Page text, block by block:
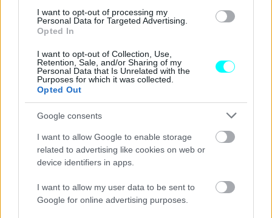
I want to opt-out of processing my
Personal Data for Targeted Advertising.
Opted In
I want to opt-out of Collection, Use,
Retention, Sale, and/or Sharing of my
Personal Data that Is Unrelated with the
Purposes for which it was collected.
Opted Out
Google consents
I want to allow Google to enable storage
related to advertising like cookies on web or
device identifiers in apps.
I want to allow my user data to be sent to
Google for online advertising purposes.
φορτιστών, η BMW θέλει να προσφέρει
μεγάλο εύρος
επιλογών ανάμεσα σε μικρότερες και μεγαλύτερες
αγοραστή.